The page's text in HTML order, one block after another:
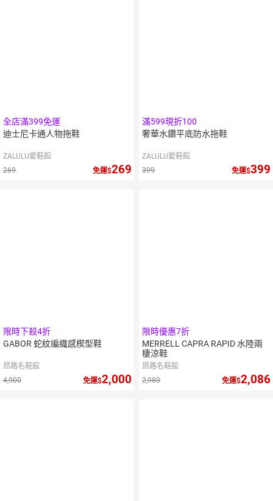
全店滿399免運
迪士尼卡通人物拖鞋
ZALULU愛鞋館
269
免運 269
滿599現折100
奢華水鑽平底防水拖鞋
ZALULU愛鞋館
399
免運 399
限時下殺4折
GABOR 蛇紋編織感楔型鞋
昂路名鞋館
4,900
免運 2,000
限時優惠7折
MERRELL CAPRA RAPID 水陸兩
棲涼鞋
昂路名鞋館
2,980
免運 2,086